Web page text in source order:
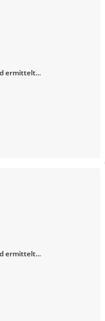
ermittelt...
ermittelt...